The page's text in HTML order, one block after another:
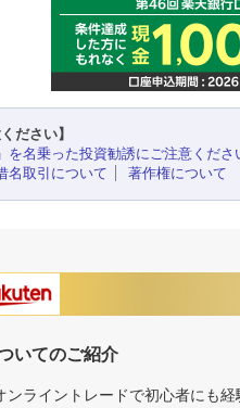
ださい】
を名乗った投資勧誘にご注意くださ
名取引について
著作権について
いてのご紹介
ンライントレードで初心者にも